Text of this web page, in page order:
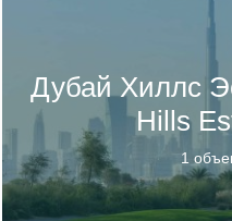
Дубай Хиллс
Hills
1